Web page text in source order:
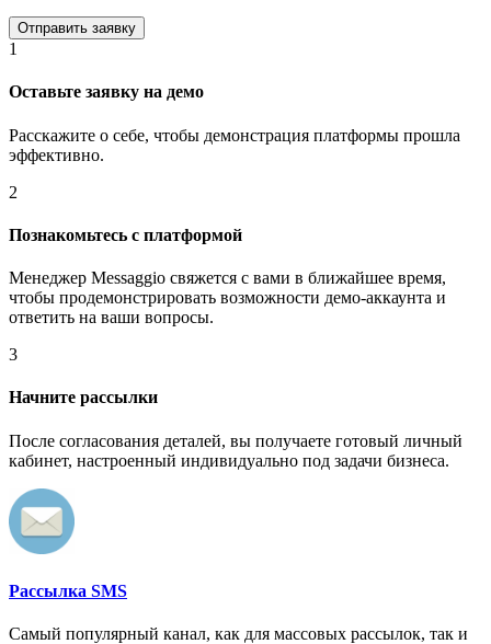
1
Оставьте заявку на демо
Расскажите о себе, чтобы демонстрация платформы прошла
эффективно.
2
Познакомьтесь с платформой
Менеджер Messaggio свяжется с вами в ближайшее время,
чтобы продемонстрировать возможности демо-аккаунта и
ответить на ваши вопросы.
3
Начните рассылки
После согласования деталей, вы получаете готовый личный
кабинет, настроенный индивидуально под задачи бизнеса.
Рассылка SMS
Самый популярный канал, как для массовых рассылок, так и